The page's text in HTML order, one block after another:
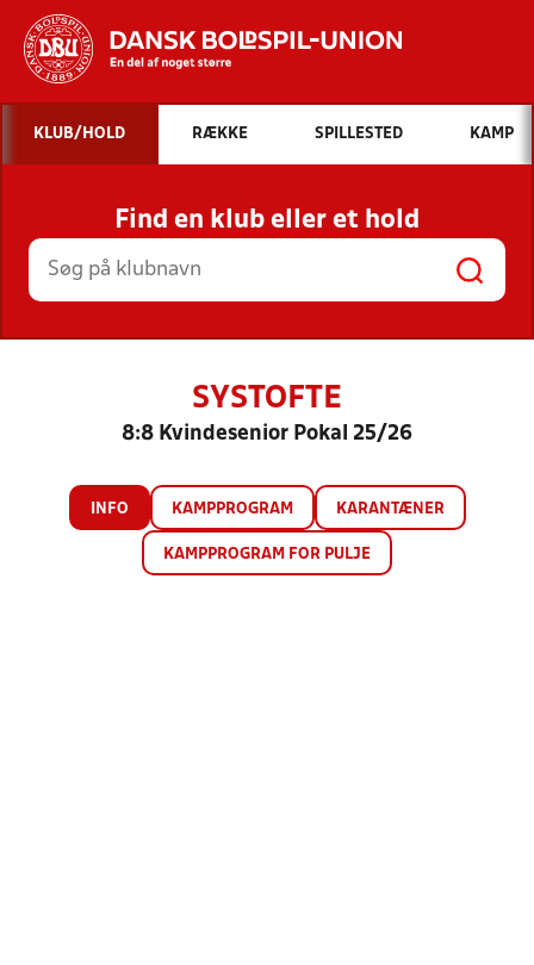
Hvad vil du søge efter?
INDHOLD OG NYHEDER
STILLINGER, RESULTATER, KLUBBER OG
HOLD
KLUB/HOLD RÆKKE SPILLESTED KAMP
Find en klub eller et hold
SYSTOFTE
8:8 Kvindesenior Pokal 25/26
INFO KAMPPROGRAM KARANTÆNER
KAMPPROGRAM FOR PULJE